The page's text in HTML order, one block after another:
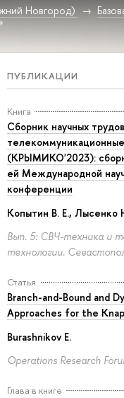
Новгород)
ПУБЛИКАЦИИ
Книга
Сборник научных
(КРЫМИКО'2023):
ей Международной
конференции
Копытин В. Е., Лысенко
Вып. 5: СВЧ-техника и
технологии.
Статья
Branch-and-Bound and
Approaches for the
Burashnikov E.
Operations Research
Глава в книге